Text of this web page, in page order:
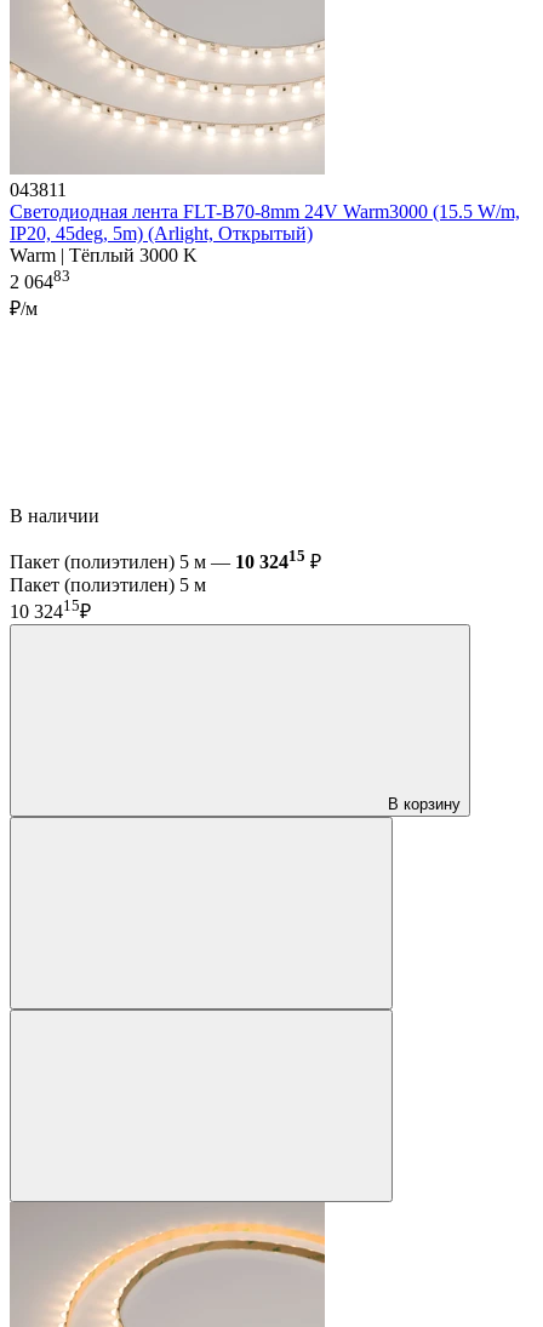
043811
Светодиодная лента FLT-B70-8mm 24V Warm3000 (15.5 W/m,
IP20, 45deg, 5m) (Arlight, Открытый)
Warm | Тёплый 3000 K
2 06483
₽/м
В наличии
Пакет (полиэтилен) 5 м — 10 32415 ₽
Пакет (полиэтилен) 5 м
10 32415₽
В корзину